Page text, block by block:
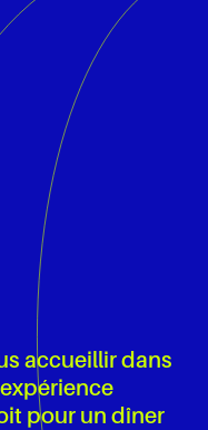
accueillir dans
pour un dîner